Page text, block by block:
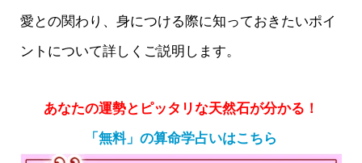
愛との関わり、身につける際に知っておきたいポイ
ントについて詳しくご説明します。
あなたの運勢とピッタリな天然石が分かる！
「無料」の算命学占いはこちら